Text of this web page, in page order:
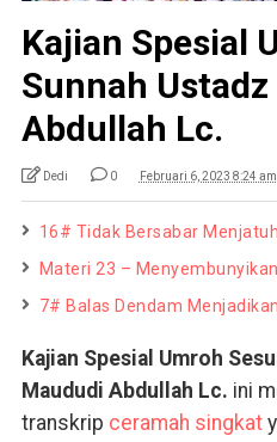
Kajian Spesial
Sunnah
Abdullah Lc.
Dedi 0 Februari 6, 2023 8:24 am
16# Tidak Bersabar
Materi 23 –
7# Balas Dendam
Kajian Spesial Umroh
Maududi Abdullah Lc. ini
transkrip ceramah singkat